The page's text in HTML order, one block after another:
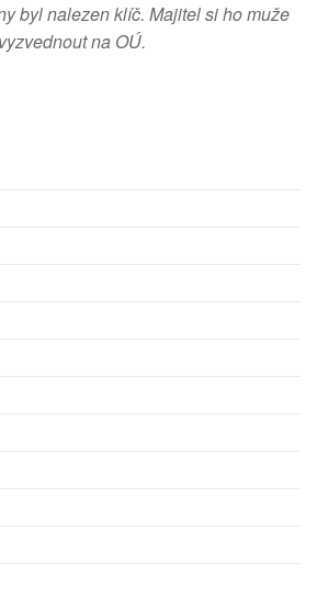
byl nalezen klíč. Majitel si ho muže
vyzvednout na OÚ.